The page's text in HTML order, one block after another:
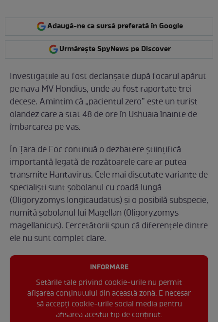
Adaugă-ne ca sursă preferată în Google
Urmărește SpyNews pe Discover
Investigațiile au fost declanșate după focarul apărut
pe nava MV Hondius, unde au fost raportate trei
decese. Amintim că „pacientul zero” este un turist
olandez care a stat 48 de ore în Ushuaia înainte de
îmbarcarea pe vas.
În Țara de Foc continuă o dezbatere științifică
importantă legată de rozătoarele care ar putea
transmite Hantavirus. Cele mai discutate variante de
specialiști sunt șobolanul cu coadă lungă
(Oligoryzomys longicaudatus) și o posibilă subspecie,
numită șobolanul lui Magellan (Oligoryzomys
magellanicus). Cercetătorii spun că diferențele dintre
ele nu sunt complet clare.
INFORMARE
Setările tale privind cookie-urile nu permit
afișarea conținutului din această zonă. E necesar
să accepți cookie-urile social media pentru
afisarea acestui tip de conținut.